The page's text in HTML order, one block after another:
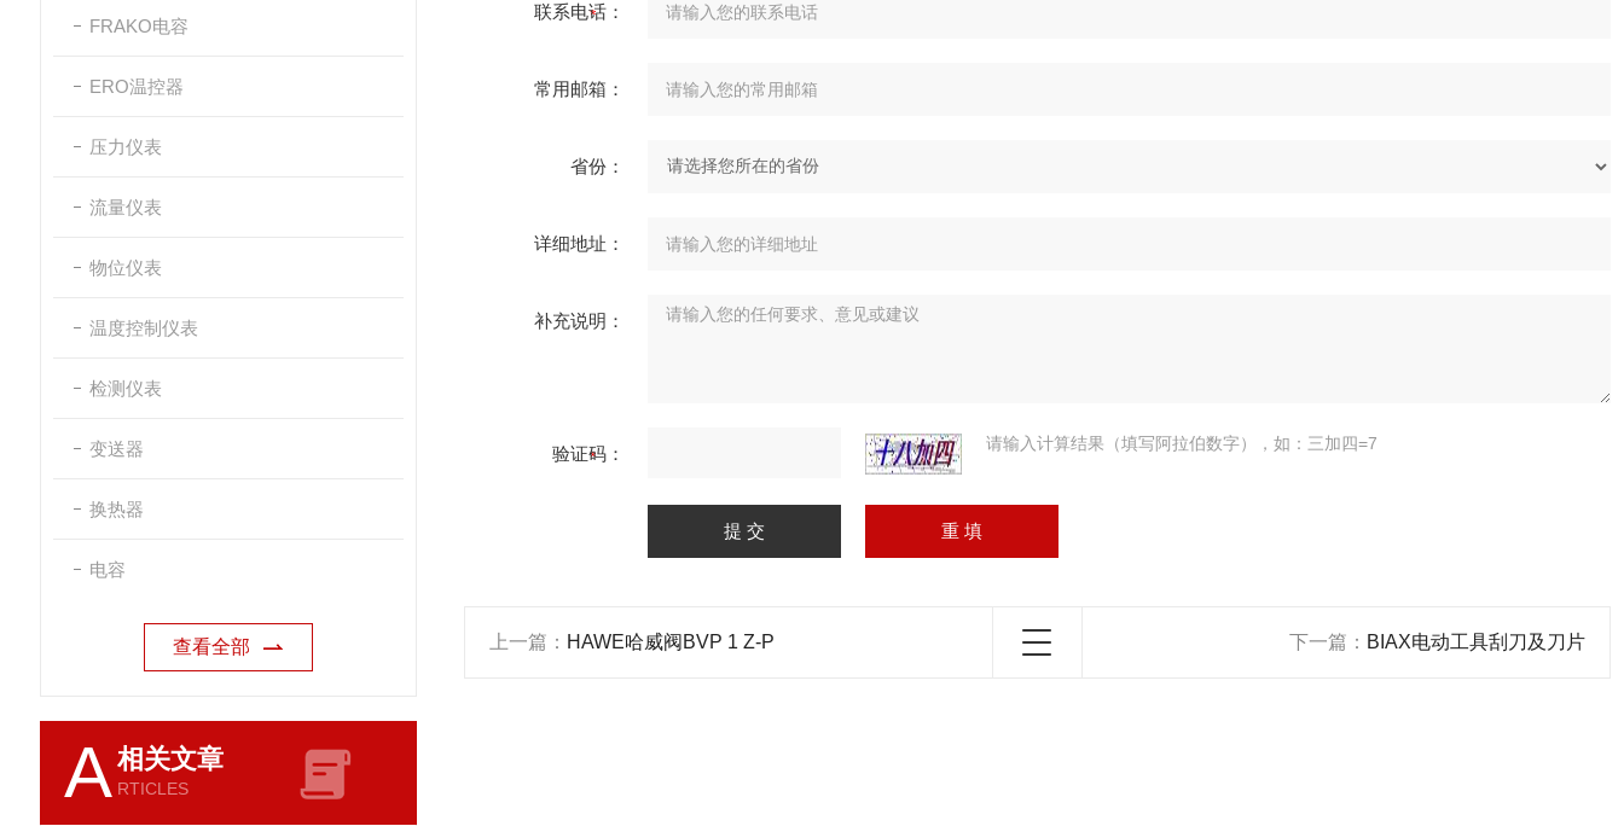
FRAKO电容
ERO温控器
压力仪表
流量仪表
物位仪表
温度控制仪表
检测仪表
变送器
换热器
电容
查看全部
A相关文章
RTICLES
联系电话：
常用邮箱：
省份：
详细地址：
补充说明：
验证码： 请输入计算结果（填写阿拉伯数字），如：三加四=7
上一篇： HAWE哈威阀BVP 1 Z-P 下一篇： BIAX电动工具刮刀及刀片